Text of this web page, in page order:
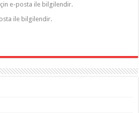
e-posta ile bilgilendir.
ile bilgilendir.